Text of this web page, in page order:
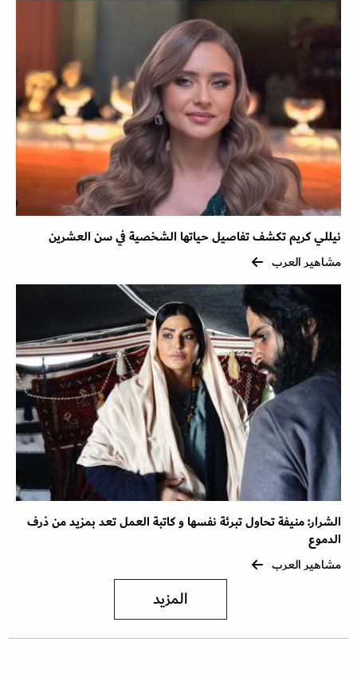
نيللي كريم تكشف تفاصيل حياتها الشخصية في سن العشرين
مشاهير العرب
الشرار: منيفة تحاول تبرئة نفسها و كاتبة العمل تعد بمزيد من ذرف
الدموع
مشاهير العرب
المزيد